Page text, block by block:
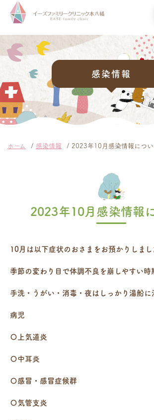
感染情報
ホーム 感染情報 2023年10月感染情報につい
2023年10月感染情報
10月は以下症状のおさまをお預かりしまし
季節の変わり目で体調不良を崩しやすい時
手洗・うがい・消毒・夜はしっかり湯船に
病児
〇上気道炎
〇中耳炎
〇感冒・感冒症候群
〇気管支炎